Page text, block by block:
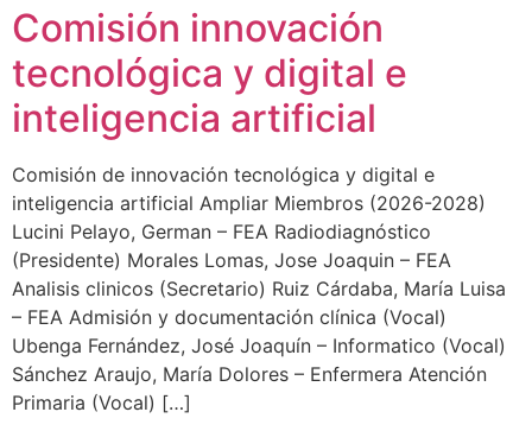
Comisión innovación
tecnológica y digital e
inteligencia artificial
Comisión de innovación tecnológica y digital e
inteligencia artificial Ampliar Miembros (2026-2028)
Lucini Pelayo, German – FEA Radiodiagnóstico
(Presidente) Morales Lomas, Jose Joaquin – FEA
Analisis clinicos (Secretario) Ruiz Cárdaba, María Luisa
– FEA Admisión y documentación clínica (Vocal)
Ubenga Fernández, José Joaquín – Informatico (Vocal)
Sánchez Araujo, María Dolores – Enfermera Atención
Primaria (Vocal) […]